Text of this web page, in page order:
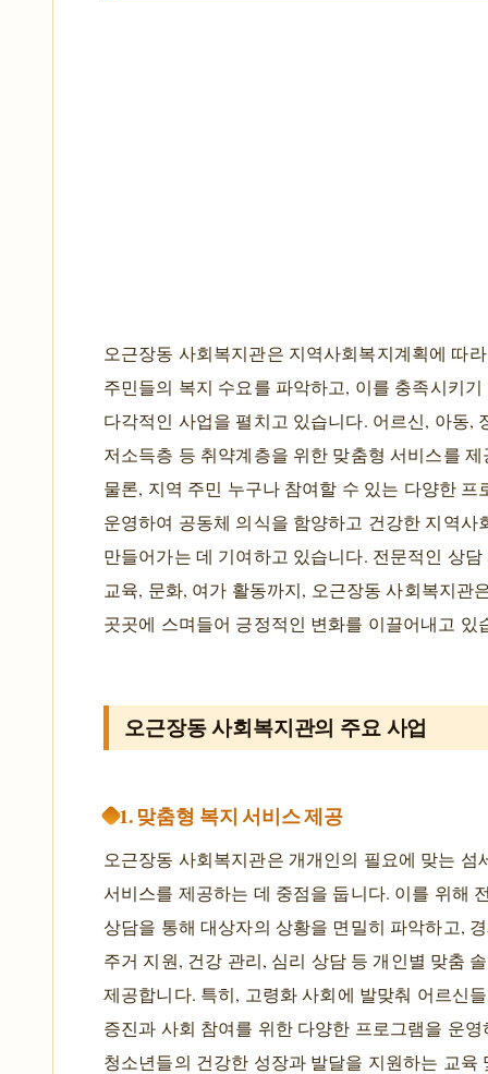
오근장동 사회복지관은 지역사회복지계획에 따
주민들의 복지 수요를 파악하고, 이를 충족시키기
다각적인 사업을 펼치고 있습니다. 어르신, 아동,
저소득층 등 취약계층을 위한 맞춤형 서비스를
물론, 지역 주민 누구나 참여할 수 있는 다양한 프
운영하여 공동체 의식을 함양하고 건강한 지역사
만들어가는 데 기여하고 있습니다. 전문적인 상
교육, 문화, 여가 활동까지, 오근장동 사회복지관
곳곳에 스며들어 긍정적인 변화를 이끌어내고 있
오근장동 사회복지관의 주요 사업
1. 맞춤형 복지 서비스 제공
오근장동 사회복지관은 개개인의 필요에 맞는 섬
서비스를 제공하는 데 중점을 둡니다. 이를 위해
상담을 통해 대상자의 상황을 면밀히 파악하고,
주거 지원, 건강 관리, 심리 상담 등 개인별 맞춤
제공합니다. 특히, 고령화 사회에 발맞춰 어르신
증진과 사회 참여를 위한 다양한 프로그램을 운
청소년들의 건강한 성장과 발달을 지원하는 교육